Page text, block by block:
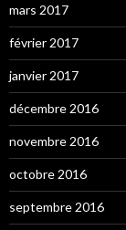
mars 2017
février 2017
janvier 2017
décembre 2016
novembre 2016
octobre 2016
septembre 2016